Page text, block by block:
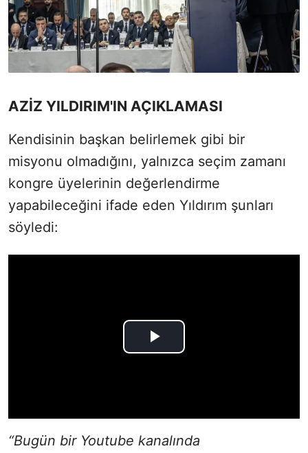
AZİZ YILDIRIM'IN AÇIKLAMASI
Kendisinin başkan belirlemek gibi bir
misyonu olmadığını, yalnızca seçim zamanı
kongre üyelerinin değerlendirme
yapabileceğini ifade eden Yıldırım şunları
söyledi:
“Bugün bir Youtube kanalında